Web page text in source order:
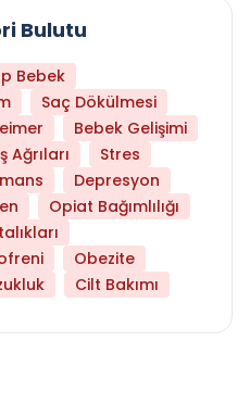
Bulutu
Bebek
Saç Dökülmesi
Bebek Gelişimi
Ağrıları
Stres
Depresyon
Opiat Bağımlılığı
Obezite
Cilt Bakımı